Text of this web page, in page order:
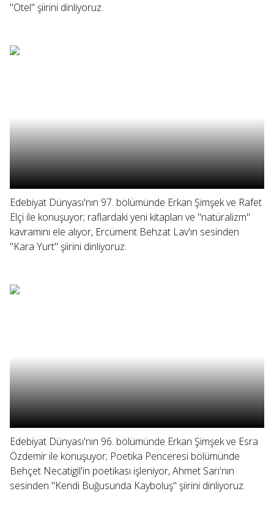
"Otel" şiirini dinliyoruz.
Edebiyat Dünyası'nın 97. bölümünde Erkan Şimşek ve Rafet
Elçi ile konuşuyor; raflardaki yeni kitapları ve "natüralizm"
kavramını ele alıyor, Ercüment Behzat Lav'ın sesinden
"Kara Yurt" şiirini dinliyoruz.
Edebiyat Dünyası'nın 96. bölümünde Erkan Şimşek ve Esra
Özdemir ile konuşuyor; Poetika Penceresi bölümünde
Behçet Necatigil'in poetikası işleniyor, Ahmet Sarı'nın
sesinden "Kendi Buğusunda Kayboluş" şiirini dinliyoruz.